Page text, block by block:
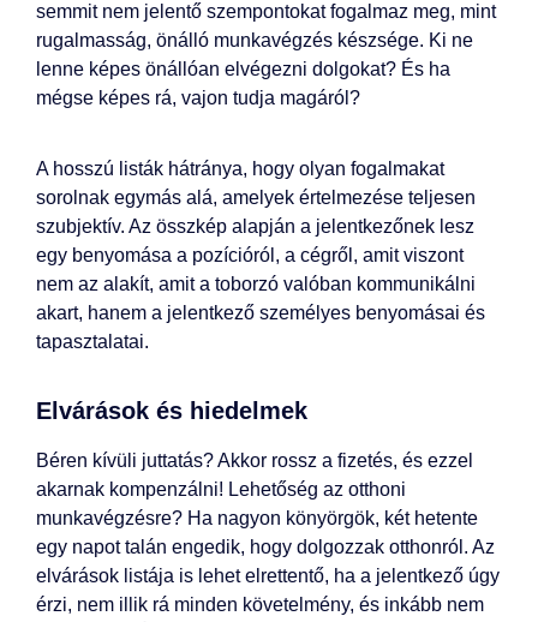
semmit nem jelentő szempontokat fogalmaz meg, mint
rugalmasság, önálló munkavégzés készsége. Ki ne
lenne képes önállóan elvégezni dolgokat? És ha
mégse képes rá, vajon tudja magáról?
A hosszú listák hátránya, hogy olyan fogalmakat
sorolnak egymás alá, amelyek értelmezése teljesen
szubjektív. Az összkép alapján a jelentkezőnek lesz
egy benyomása a pozícióról, a cégről, amit viszont
nem az alakít, amit a toborzó valóban kommunikálni
akart, hanem a jelentkező személyes benyomásai és
tapasztalatai.
Elvárások és hiedelmek
Béren kívüli juttatás? Akkor rossz a fizetés, és ezzel
akarnak kompenzálni! Lehetőség az otthoni
munkavégzésre? Ha nagyon könyörgök, két hetente
egy napot talán engedik, hogy dolgozzak otthonról. Az
elvárások listája is lehet elrettentő, ha a jelentkező úgy
érzi, nem illik rá minden követelmény, és inkább nem